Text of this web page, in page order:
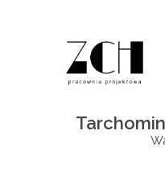
zm-ch.pl